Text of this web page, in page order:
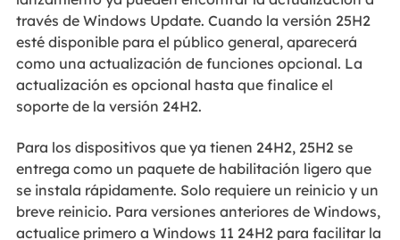
través de Windows Update. Cuando la versión 25H2
esté disponible para el público general, aparecerá
como una actualización de funciones opcional. La
actualización es opcional hasta que finalice el
soporte de la versión 24H2.
Para los dispositivos que ya tienen 24H2, 25H2 se
entrega como un paquete de habilitación ligero que
se instala rápidamente. Solo requiere un reinicio y un
breve reinicio. Para versiones anteriores de Windows,
actualice primero a Windows 11 24H2 para facilitar la